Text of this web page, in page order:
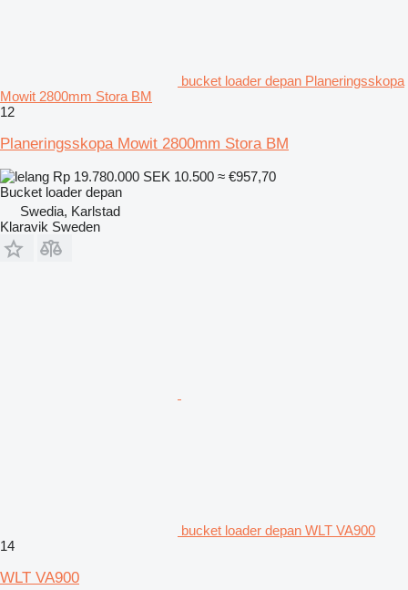
bucket loader depan Planeringsskopa
Mowit 2800mm Stora BM
12
Planeringsskopa Mowit 2800mm Stora BM
Rp 19.780.000 SEK 10.500 ≈ €957,70
Bucket loader depan
Swedia, Karlstad
Klaravik Sweden
bucket loader depan WLT VA900
14
WLT VA900